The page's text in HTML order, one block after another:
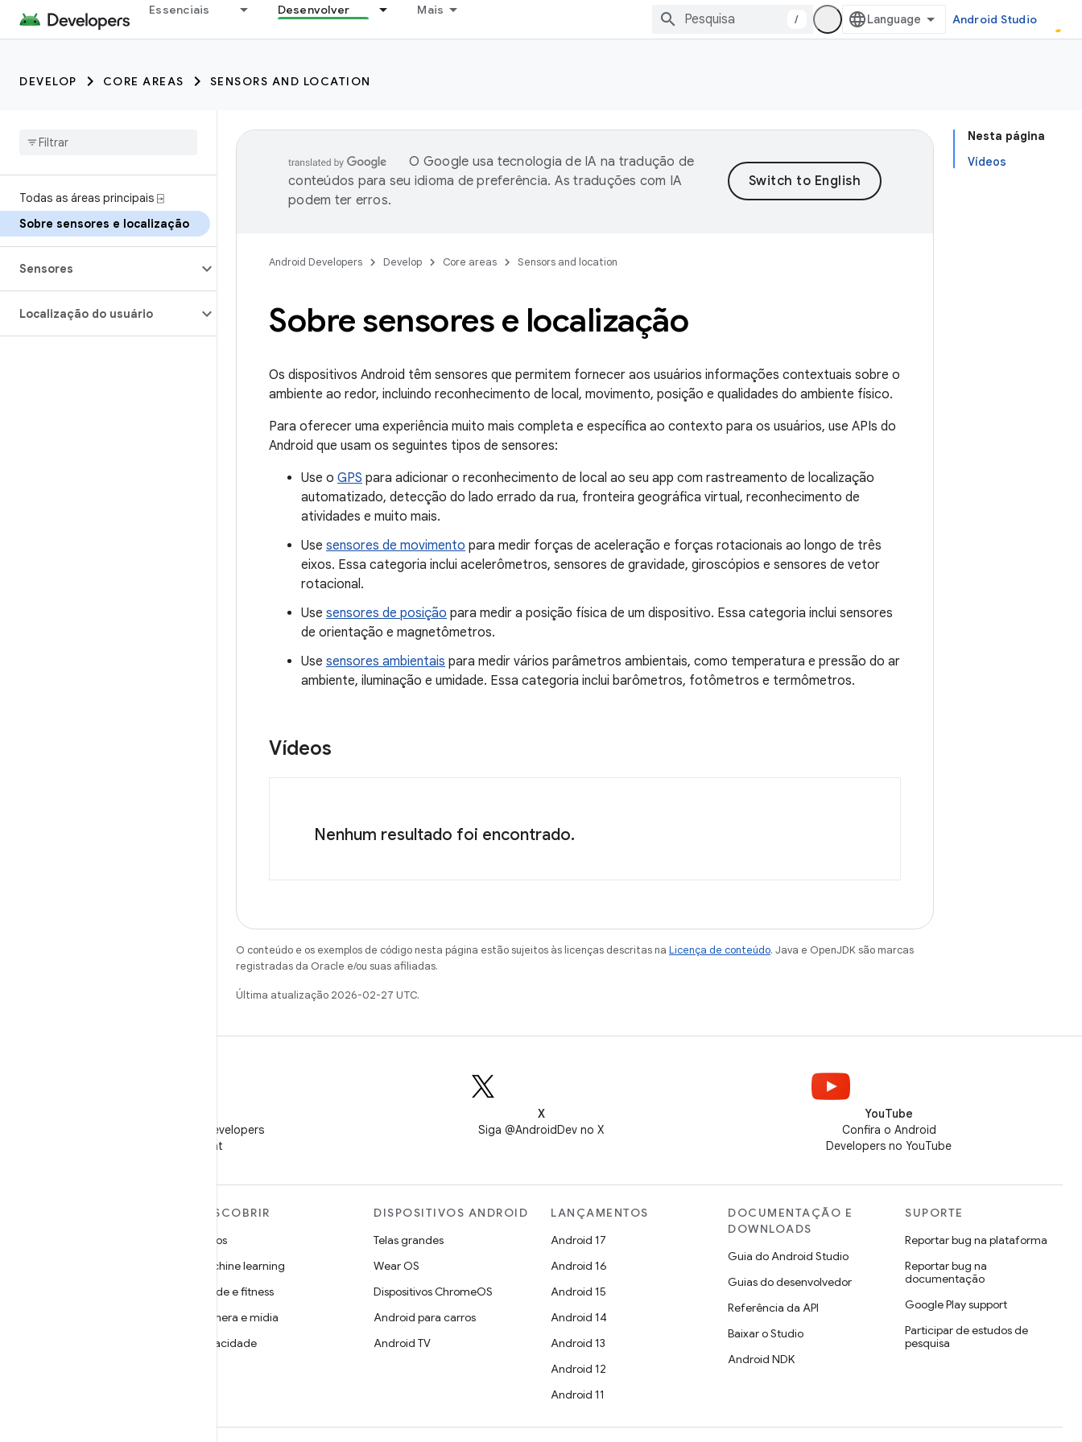
Essenciais Desenvolver Mais
/ Android Studio
DEVELOP CORE AREAS SENSORS AND LOCATION
Todas as áreas principais ⍈
Sobre sensores e localização
Sensores
Localização do usuário
Nesta página
Vídeos
O Google usa tecnologia de IA na tradução de
conteúdos para seu idioma de preferência. As traduções com IA
podem ter erros.
Android Developers Develop Core areas Sensors and location
Sobre sensores e localização
Os dispositivos Android têm sensores que permitem fornecer aos usuários informações contextuais sobre o
ambiente ao redor, incluindo reconhecimento de local, movimento, posição e qualidades do ambiente físico.
Para oferecer uma experiência muito mais completa e específica ao contexto para os usuários, use APIs do
Android que usam os seguintes tipos de sensores:
Use o GPS para adicionar o reconhecimento de local ao seu app com rastreamento de localização
automatizado, detecção do lado errado da rua, fronteira geográfica virtual, reconhecimento de
atividades e muito mais.
Use sensores de movimento para medir forças de aceleração e forças rotacionais ao longo de três
eixos. Essa categoria inclui acelerômetros, sensores de gravidade, giroscópios e sensores de vetor
rotacional.
Use sensores de posição para medir a posição física de um dispositivo. Essa categoria inclui sensores
de orientação e magnetômetros.
Use sensores ambientais para medir vários parâmetros ambientais, como temperatura e pressão do ar
ambiente, iluminação e umidade. Essa categoria inclui barômetros, fotômetros e termômetros.
Vídeos
Nenhum resultado foi encontrado.
O conteúdo e os exemplos de código nesta página estão sujeitos às licenças descritas na Licença de conteúdo. Java e OpenJDK são marcas
registradas da Oracle e/ou suas afiliadas.
Última atualização 2026-02-27 UTC.
Siga o Android Developers
no WeChat
X
Siga @AndroidDev no X
YouTube
Confira o Android
Developers no YouTube
DESCOBRIR
Jogos
Machine learning
Saúde e fitness
Câmera e mídia
Privacidade
DISPOSITIVOS ANDROID
Telas grandes
Wear OS
Dispositivos ChromeOS
Android para carros
Android TV
LANÇAMENTOS
Android 17
Android 16
Android 15
Android 14
Android 13
Android 12
Android 11
DOCUMENTAÇÃO E
DOWNLOADS
Guia do Android Studio
Guias do desenvolvedor
Referência da API
Baixar o Studio
Android NDK
SUPORTE
Reportar bug na plataforma
Reportar bug na
documentação
Google Play support
Participar de estudos de
pesquisa